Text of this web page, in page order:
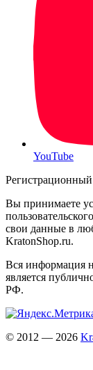
YouTube
Вы принимаете
свои данные в
KratonShop.ru.
Вся информация
является
РФ.
© 2012 — 2026